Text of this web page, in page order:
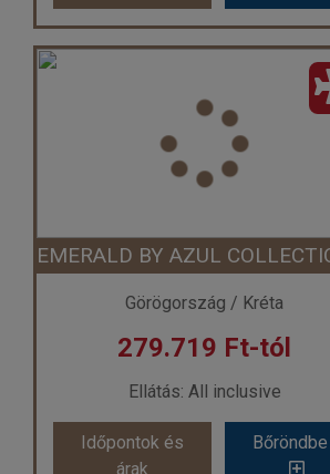
IRO **
Görögország
Hersonissos
Utazás módja:
Repülővel
Ellátás:All inclusive
Szálláskategória:
már 272.270 Ft-tól
Időpontok és
árak
Bőröndbe
Görögország / Kréta
279.719 Ft-tól
Ellátás: All inclusive
Időpontok és
árak
Bőröndbe